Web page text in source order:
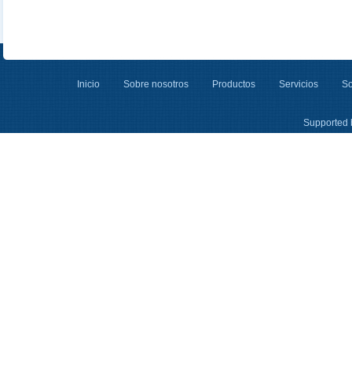
Inicio Sobre nosotros Productos Servicios
Supported